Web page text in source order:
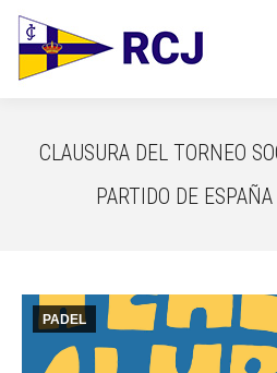
CLAUSURA DEL TORNEO
PARTIDO DE
PADEL